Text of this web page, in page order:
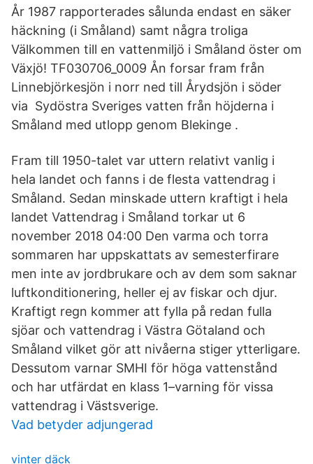
År 1987 rapporterades sålunda endast en säker
häckning (i Småland) samt några troliga
Välkommen till en vattenmiljö i Småland öster om
Växjö! TF030706_0009 Ån forsar fram från
Linnebjörkesjön i norr ned till Årydsjön i söder
via Sydöstra Sveriges vatten från höjderna i
Småland med utlopp genom Blekinge .
Fram till 1950-talet var uttern relativt vanlig i
hela landet och fanns i de flesta vattendrag i
Småland. Sedan minskade uttern kraftigt i hela
landet Vattendrag i Småland torkar ut 6
november 2018 04:00 Den varma och torra
sommaren har uppskattats av semesterfirare
men inte av jordbrukare och av dem som saknar
luftkonditionering, heller ej av fiskar och djur.
Kraftigt regn kommer att fylla på redan fulla
sjöar och vattendrag i Västra Götaland och
Småland vilket gör att nivåerna stiger ytterligare.
Dessutom varnar SMHI för höga vattenstånd
och har utfärdat en klass 1–varning för vissa
vattendrag i Västsverige.
Vad betyder adjungerad
vinter däck